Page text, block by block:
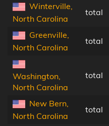
Winterville,
North Carolina
total
Greenville,
North Carolina
total
Washington,
North Carolina
total
New Bern,
North Carolina
total